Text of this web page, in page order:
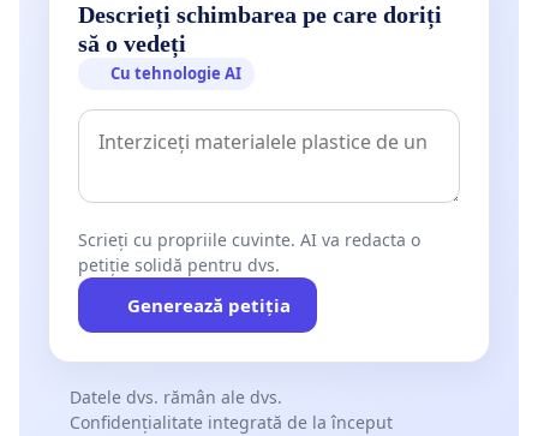
Descrieți schimbarea pe care doriți
să o vedeți
Cu tehnologie AI
Scrieți cu propriile cuvinte. AI va redacta o
petiție solidă pentru dvs.
Generează petiția
Datele dvs. rămân ale dvs.
Confidențialitate integrată de la început